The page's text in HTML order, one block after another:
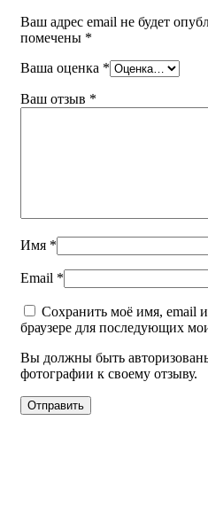
Ваш адрес email не будет
помечены *
Ваша оценка *
Ваш отзыв *
Имя *
Email *
Сохранить моё имя, email и
браузере для последующих
Вы должны быть
фотографии к своему отзыву.